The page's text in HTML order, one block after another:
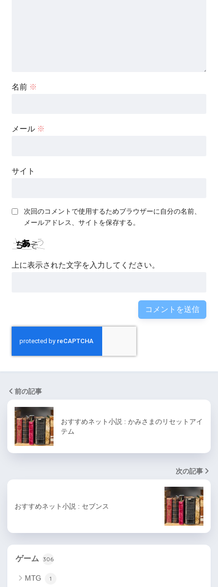
名前 ※
メール ※
サイト
次回のコメントで使用するためブラウザーに自分の名前、
メールアドレス、サイトを保存する。
上に表示された文字を入力してください。
前の記事
おすすめネット小説 : かみさまのリセットアイ
テム
次の記事
おすすめネット小説 : セブンス
ゲーム 306
MTG 1